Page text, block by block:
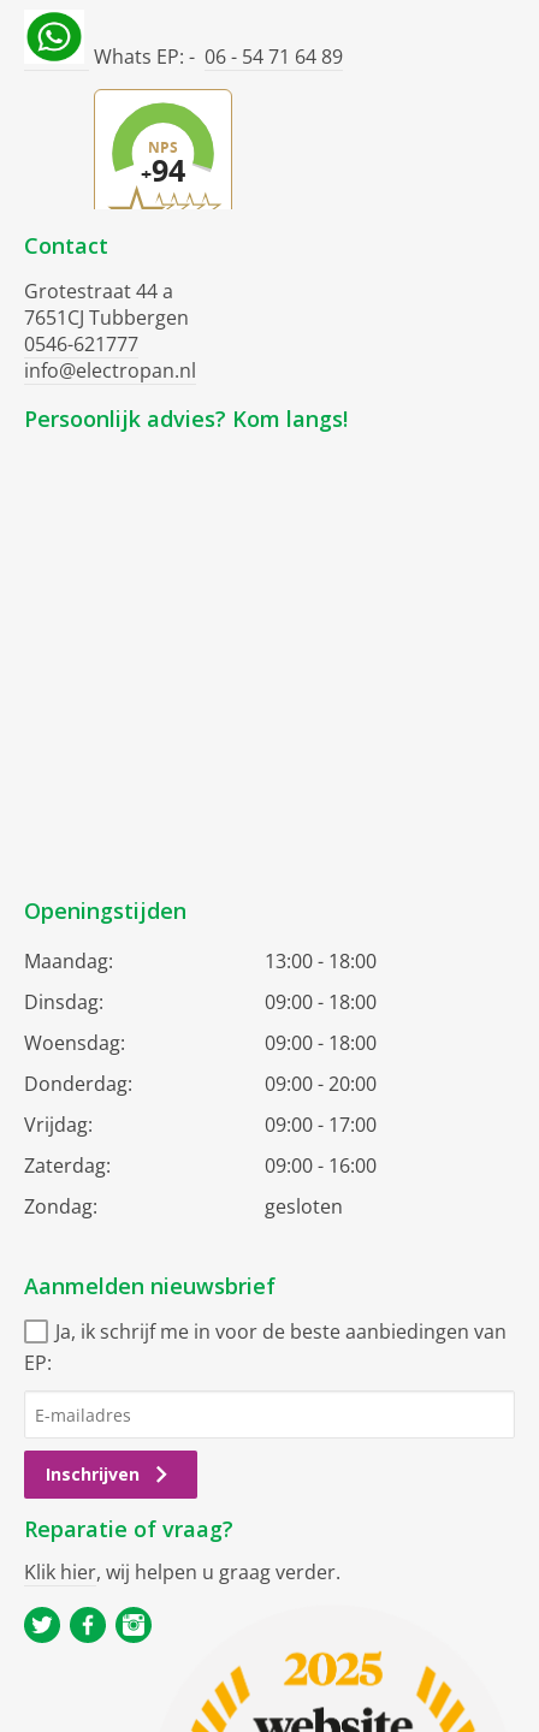
Whats EP: - 06 - 54 71 64 89
Contact
Grotestraat 44 a
7651CJ Tubbergen
0546-621777
info@electropan.nl
Persoonlijk advies? Kom langs!
Openingstijden
Maandag:
13:00 - 18:00
Dinsdag:
09:00 - 18:00
Woensdag:
09:00 - 18:00
Donderdag:
09:00 - 20:00
Vrijdag:
09:00 - 17:00
Zaterdag:
09:00 - 16:00
Zondag:
gesloten
Aanmelden nieuwsbrief
Ja, ik schrijf me in voor de beste aanbiedingen van
EP:
Inschrijven
Reparatie of vraag?
Klik hier, wij helpen u graag verder.